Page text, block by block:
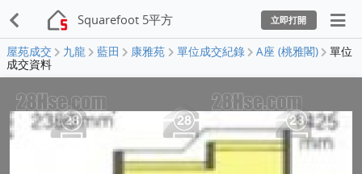
Squarefoot 5平方 立即打開
屋苑成交 九龍 藍田 康雅苑 單位成交紀錄 A座 (桃雅閣)
單位
成交資料